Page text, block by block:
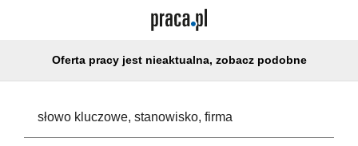
Oferta pracy jest nieaktualna, zobacz podobne